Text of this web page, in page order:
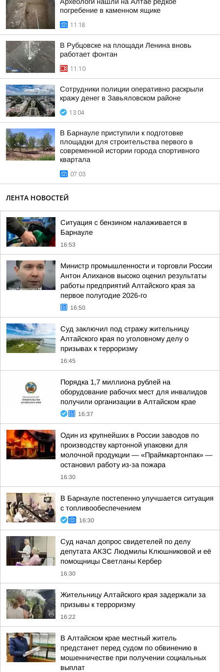
погребение в каменном ящике
11:18
В Рубцовске на площади Ленина вновь
работает фонтан
11:10
Сотрудники полиции оперативно раскрыли
кражу денег в Завьяловском районе
13:04
В Барнауле приступили к подготовке
площадки для строительства первого в
современной истории города спортивного
квартала
07:03
ЛЕНТА НОВОСТЕЙ
Ситуация с бензином налаживается в
Барнауле
16:53
Министр промышленности и торговли России
Антон Алиханов высоко оценил результаты
работы предприятий Алтайского края за
первое полугодие 2026-го
16:50
Суд заключил под стражу жительницу
Алтайского края по уголовному делу о
призывах к терроризму
16:45
Порядка 1,7 миллиона рублей на
оборудование рабочих мест для инвалидов
получили организации в Алтайском крае
16:37
Один из крупнейших в России заводов по
производству картонной упаковки для
молочной продукции — «Праймкартонпак» —
остановил работу из-за пожара
16:30
В Барнауле постепенно улучшается ситуация
с топливообеспечением
16:30
Суд начал допрос свидетелей по делу
депутата АКЗС Людмилы Клюшниковой и её
помощницы Светланы Кербер
16:30
Жительницу Алтайского края задержали за
призывы к терроризму
16:22
В Алтайском крае местный житель
предстанет перед судом по обвинению в
мошенничестве при получении социальных
выплат